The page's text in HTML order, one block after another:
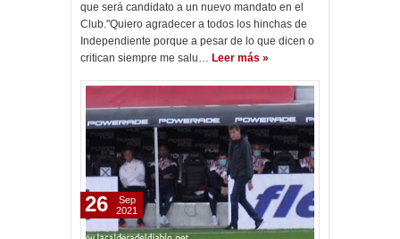
que será candidato a un nuevo mandato en el
Club."Quiero agradecer a todos los hinchas de
Independiente porque a pesar de lo que dicen o
critican siempre me salu… Leer más »
26
Sep
2021